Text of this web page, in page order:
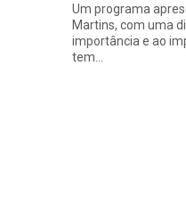
Um programa
Martins, com uma
importância e ao
tem…